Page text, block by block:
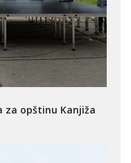
za opštinu Kanjiža